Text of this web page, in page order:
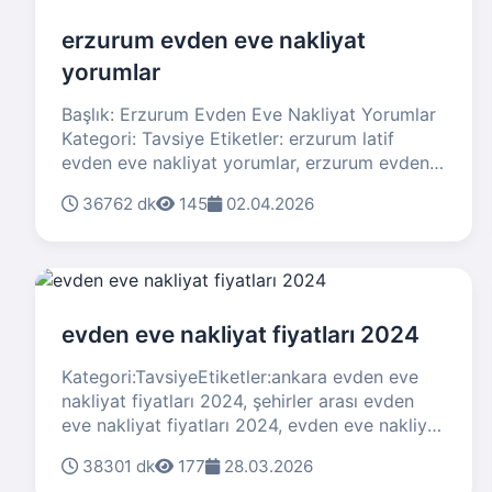
almaktadır. Bu analizde Zafer Evden Eve
Nakliyat Erzurum özelinde, evden eve nakliyat
sektörünün genel durumunu, mevcut trendleri,
beklentileri detaylı bir biçimde ele
alacağız.Erzurum, Türkiye’nin Doğu Anadolu
Bölgesi’nde bulunan önemli bir merkez. Geniş
coğrafyası, gelişen altyapısı ve artan nüfusu
erzurum evden eve nakliyat
yorumlar
Başlık: Erzurum Evden Eve Nakliyat Yorumlar
Kategori: Tavsiye Etiketler: erzurum latif
evden eve nakliyat yorumlar, erzurum evden
erzurum evden eve nakliyat eşya depolama
nakliyat firmaları SEO: 'erzurum evden eve
nakliyat yorumlar Tavsiye'Erzurum’da evden
eve nakliyat hizmeti almak isteyen pek çok
kişi, firmaların kalitesi, güvenilirliği ve
sundukları ek hizmetlerle ilgili çeşitli sorulara
ve yanlış inanışlara sahip olabiliyor. Nakliyat
sektörü, özellikle taşınma sürecinde büyük
kolaylık ve profesyonellik sağlayan firmalarla
36762 dk 145 02.04.2026
evden eve nakliyat fiyatları 2024
Kategori:TavsiyeEtiketler:ankara evden eve
nakliyat fiyatları 2024, şehirler arası evden
eve nakliyat fiyatları 2024, evden eve nakliyat
2020, evden eve nakliyat fiyatları 2022
38301 dk 177 28.03.2026